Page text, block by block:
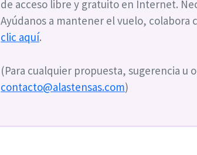
de acceso libre y gratuito en Internet.
Ayúdanos a mantener el vuelo, colabora
clic aquí.
(Para cualquier propuesta, sugerencia u
contacto@alastensas.com)